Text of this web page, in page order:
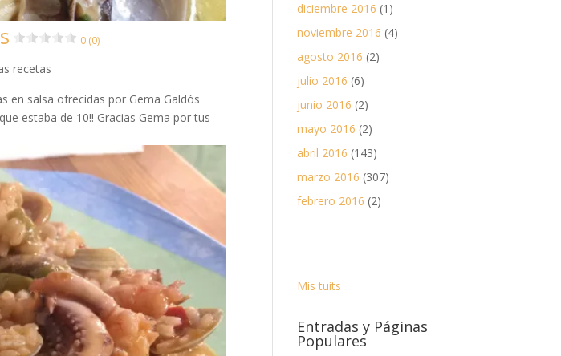
0 (0)
recetas
en salsa ofrecidas por Gema Galdós
estaba de 10!! Gracias Gema por tus
diciembre 2016 (1)
noviembre 2016 (4)
agosto 2016 (2)
julio 2016 (6)
junio 2016 (2)
mayo 2016 (2)
abril 2016 (143)
marzo 2016 (307)
febrero 2016 (2)
Mis tuits
Entradas y Páginas
Populares